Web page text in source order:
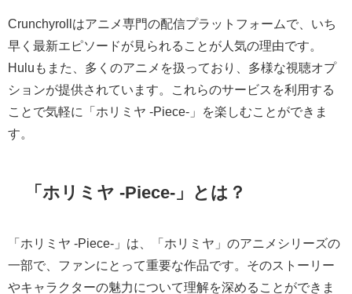
Crunchyrollはアニメ専門の配信プラットフォームで、いち
早く最新エピソードが見られることが人気の理由です。
Huluもまた、多くのアニメを扱っており、多様な視聴オプ
ションが提供されています。これらのサービスを利用する
ことで気軽に「ホリミヤ -Piece-」を楽しむことができま
す。
「ホリミヤ -Piece-」とは？
「ホリミヤ -Piece-」は、「ホリミヤ」のアニメシリーズの
一部で、ファンにとって重要な作品です。そのストーリー
やキャラクターの魅力について理解を深めることができま